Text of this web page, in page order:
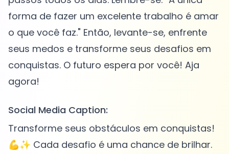
forma de fazer um excelente trabalho é amar
o que você faz." Então, levante-se, enfrente
seus medos e transforme seus desafios em
conquistas. O futuro espera por você! Aja
Social Media Caption:
Transforme seus obstáculos em conquistas!
💪✨ Cada desafio é uma chance de brilhar.